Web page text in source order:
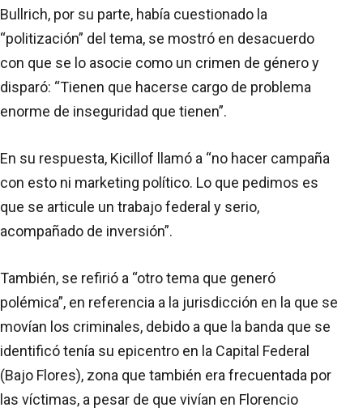
Bullrich, por su parte, había cuestionado la
“politización” del tema, se mostró en desacuerdo
con que se lo asocie como un crimen de género y
disparó: “Tienen que hacerse cargo de problema
enorme de inseguridad que tienen”.
En su respuesta, Kicillof llamó a “no hacer campaña
con esto ni marketing político. Lo que pedimos es
que se articule un trabajo federal y serio,
acompañado de inversión”.
También, se refirió a “otro tema que generó
polémica”, en referencia a la jurisdicción en la que se
movían los criminales, debido a que la banda que se
identificó tenía su epicentro en la Capital Federal
(Bajo Flores), zona que también era frecuentada por
las víctimas, a pesar de que vivían en Florencio